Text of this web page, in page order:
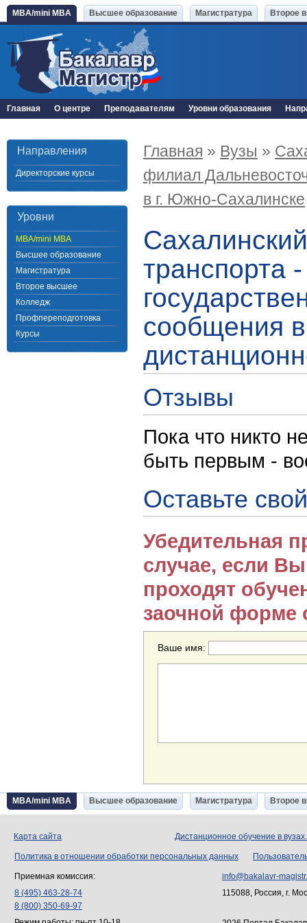
MBA/mini MBA Высшее образование Магистратура Второе
Главная О центре Преподавателям Уровни образования
Направления
Директорские курсы
Уровни
MBA/mini MBA
Высшее образование
Магистратура
Второе высшее
Колледж
Профпереподготовка
Курсы
Главная » Вузы »
филиал
в г. Южно-Сахалинске
транспорта
сообщения
Отзывы
Пока что никто
быть первым -
Оставьте
Убедительная
случае, если
проходят
заочной форме
Ваше имя:
MBA/mini MBA Высшее образование Магистратура Второе
Карта сайта Дистанционное обучение в
Политика в отношении обработки персональных данных
Приемная комиссия:
8 (495) 463-28-74
8 (800) 350-69-97
info@bakalavr-
115088, Россия, г.